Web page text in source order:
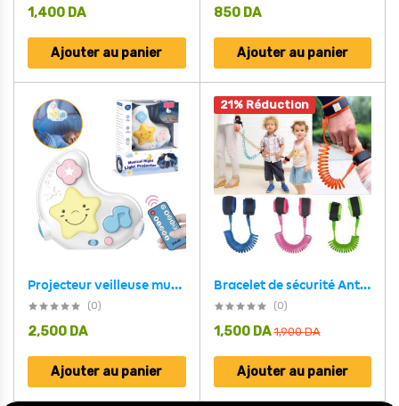
1,400 DA
Ajouter au panier
850 DA
Ajouter au panier
Projecteur veilleuse musicale avec télécommande pour bébé
(0)
2,500 DA
Ajouter au panier
21% Réduction
Bracelet de sécurité Anti Perte pour Enfant
(0)
1,900DA
1,500 DA
Ajouter au panier